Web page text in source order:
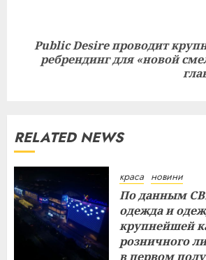
Next
Public Desire проводит
ребрендинг для «новой
RELATED NEWS
краса новини
По данным
одежда и
крупнейшей
розничного
в первом